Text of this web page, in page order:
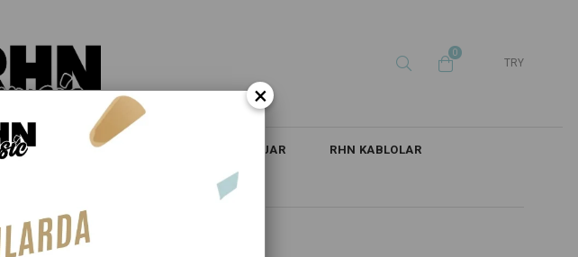
0
TRY
YAYLILAR TÜRK MÜZİĞİ AKSESUAR RHN KABLOLAR
×